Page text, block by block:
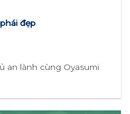
đẹp
an lành cùng Oyasumi